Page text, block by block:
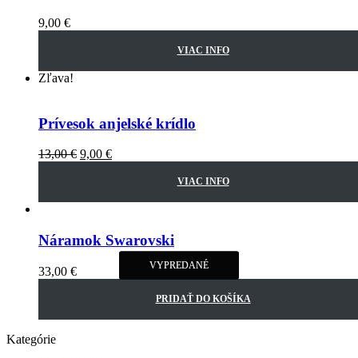
VYPREDANÉ
VYPREDANÉ
VYPREDANÉ
9,00 €
VIAC INFO
Zľava!
VYPREDANÉ
Prívesok anjelské krídlo
13,00€ 9,00 €
VIAC INFO
Náramok Swarovski
33,00 €
PRIDAŤ DO KOŠÍKA
Kategórie